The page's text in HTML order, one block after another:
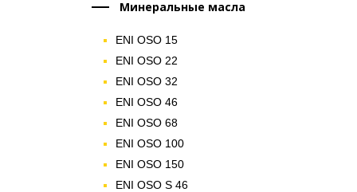
Минеральные масла
ENI OSO 15
ENI OSO 22
ENI OSO 32
ENI OSO 46
ENI OSO 68
ENI OSO 100
ENI OSO 150
ENI OSO S 46